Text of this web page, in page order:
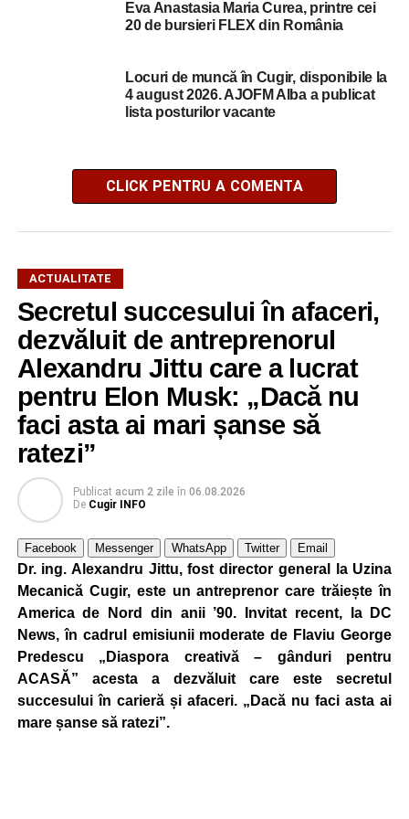
Eva Anastasia Maria Curea, printre cei
20 de bursieri FLEX din România
Locuri de muncă în Cugir, disponibile la
4 august 2026. AJOFM Alba a publicat
lista posturilor vacante
CLICK PENTRU A COMENTA
ACTUALITATE
Secretul succesului în afaceri,
dezvăluit de antreprenorul
Alexandru Jittu care a lucrat
pentru Elon Musk: „Dacă nu
faci asta ai mari șanse să
ratezi”
Publicat acum 2 zile în 06.08.2026
De Cugir INFO
Facebook Messenger WhatsApp Twitter Email
Dr. ing. Alexandru Jittu, fost director general la Uzina
Mecanică Cugir, este un antreprenor care trăiește în
America de Nord din anii ’90. Invitat recent, la DC
News, în cadrul emisiunii moderate de Flaviu George
Predescu „Diaspora creativă – gânduri pentru
ACASĂ” acesta a dezvăluit care este secretul
succesului în carieră și afaceri. „Dacă nu faci asta ai
mare șanse să ratezi”.